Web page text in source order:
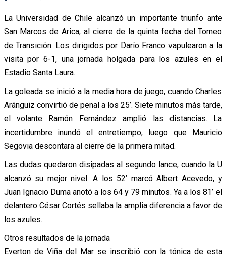
La Universidad de Chile alcanzó un importante triunfo ante
San Marcos de Arica, al cierre de la quinta fecha del Torneo
de Transición. Los dirigidos por Darío Franco vapulearon a la
visita por 6-1, una jornada holgada para los azules en el
Estadio Santa Laura.
La goleada se inició a la media hora de juego, cuando Charles
Aránguiz convirtió de penal a los 25’. Siete minutos más tarde,
el volante Ramón Fernández amplió las distancias. La
incertidumbre inundó el entretiempo, luego que Mauricio
Segovia descontara al cierre de la primera mitad.
Las dudas quedaron disipadas al segundo lance, cuando la U
alcanzó su mejor nivel. A los 52’ marcó Albert Acevedo, y
Juan Ignacio Duma anotó a los 64 y 79 minutos. Ya a los 81’ el
delantero César Cortés sellaba la amplia diferencia a favor de
los azules.
Otros resultados de la jornada
Everton de Viña del Mar se inscribió con la tónica de esta